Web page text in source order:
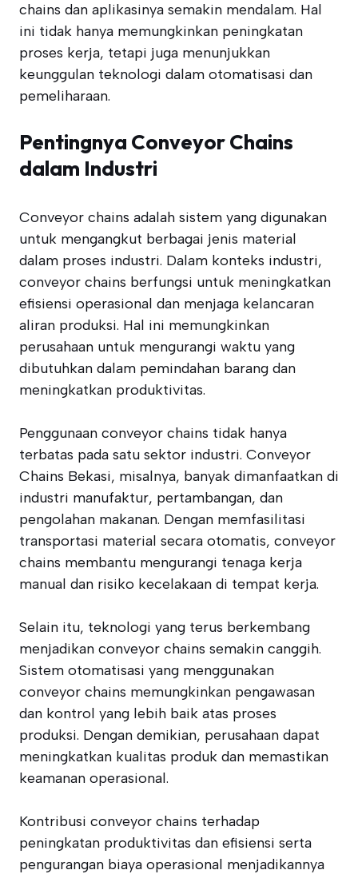
chains dan aplikasinya semakin mendalam. Hal
ini tidak hanya memungkinkan peningkatan
proses kerja, tetapi juga menunjukkan
keunggulan teknologi dalam otomatisasi dan
pemeliharaan.
Pentingnya Conveyor Chains
dalam Industri
Conveyor chains adalah sistem yang digunakan
untuk mengangkut berbagai jenis material
dalam proses industri. Dalam konteks industri,
conveyor chains berfungsi untuk meningkatkan
efisiensi operasional dan menjaga kelancaran
aliran produksi. Hal ini memungkinkan
perusahaan untuk mengurangi waktu yang
dibutuhkan dalam pemindahan barang dan
meningkatkan produktivitas.
Penggunaan conveyor chains tidak hanya
terbatas pada satu sektor industri. Conveyor
Chains Bekasi, misalnya, banyak dimanfaatkan di
industri manufaktur, pertambangan, dan
pengolahan makanan. Dengan memfasilitasi
transportasi material secara otomatis, conveyor
chains membantu mengurangi tenaga kerja
manual dan risiko kecelakaan di tempat kerja.
Selain itu, teknologi yang terus berkembang
menjadikan conveyor chains semakin canggih.
Sistem otomatisasi yang menggunakan
conveyor chains memungkinkan pengawasan
dan kontrol yang lebih baik atas proses
produksi. Dengan demikian, perusahaan dapat
meningkatkan kualitas produk dan memastikan
keamanan operasional.
Kontribusi conveyor chains terhadap
peningkatan produktivitas dan efisiensi serta
pengurangan biaya operasional menjadikannya